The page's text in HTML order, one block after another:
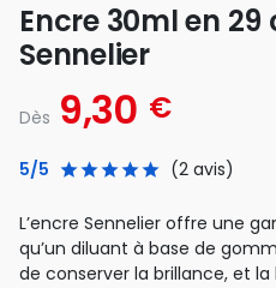
Encre 30ml en
Sennelier
Dès 9,30 €
5/5 (2 avis)
L’encre Sennelier offre une
qu’un diluant à base de
de conserver la brillance, et